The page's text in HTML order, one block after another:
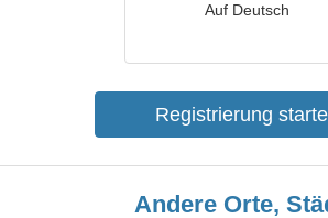
Auf Deutsch
Registrierung
Andere Orte,